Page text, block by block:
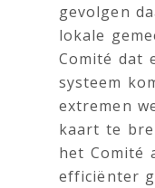
gevolgen
lokale
Comité dat
systeem
extremen
kaart te
het Comité
efficiënter